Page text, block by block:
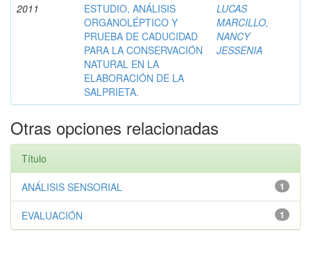
2011
ESTUDIO, ANÁLISIS
ORGANOLÉPTICO Y
PRUEBA DE CADUCIDAD
PARA LA CONSERVACIÓN
NATURAL EN LA
ELABORACIÓN DE LA
SALPRIETA.
LUCAS
MARCILLO,
NANCY
JESSENIA
Otras opciones relacionadas
Título
1
ANÁLISIS SENSORIAL
1
EVALUACIÓN